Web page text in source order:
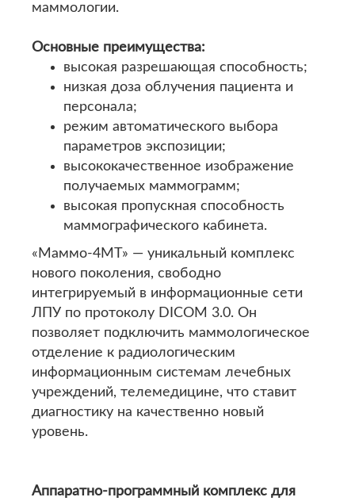
маммологии.
Основные преимущества:
высокая разрешающая способность;
низкая доза облучения пациента и
персонала;
режим автоматического выбора
параметров экспозиции;
высококачественное изображение
получаемых маммограмм;
высокая пропускная способность
маммографического кабинета.
«Маммо-4МТ» — уникальный комплекс
нового поколения, свободно
интегрируемый в информационные сети
ЛПУ по протоколу DICOM 3.0. Он
позволяет подключить маммологическое
отделение к радиологическим
информационным системам лечебных
учреждений, телемедицине, что ставит
диагностику на качественно новый
уровень.
Аппаратно-программный комплекс для